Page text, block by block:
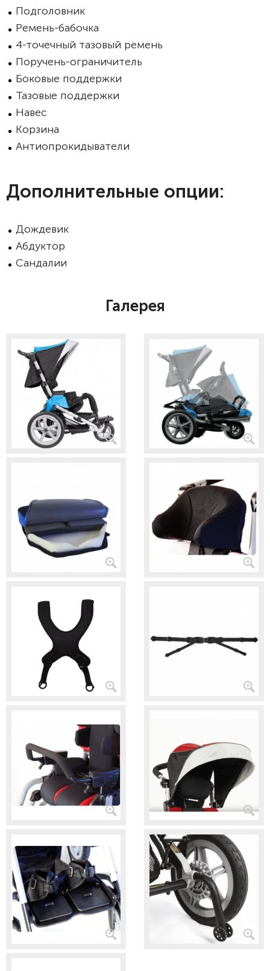
Подголовник
Ремень-бабочка
4-точечный тазовый ремень
Поручень-ограничитель
Боковые поддержки
Тазовые поддержки
Навес
Корзина
Антиопрокидыватели
Дополнительные опции:
Дождевик
Абдуктор
Сандалии
Галерея